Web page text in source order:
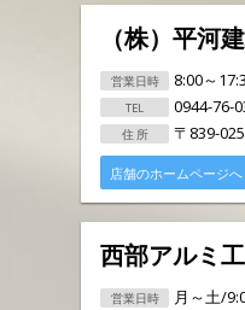
（株）平河
8:00～
0944-76-
〒839-
店舗のホームページへ
西部アルミ工
月～土/